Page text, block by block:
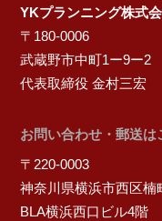
YKプランニング株式
〒180-0006
武蔵野市中町1ー9ー2
代表取締役 金村三宏
お問い合わせ・郵送は
〒220-0003
神奈川県横浜市西区楠
BLA横浜西口ビル4階